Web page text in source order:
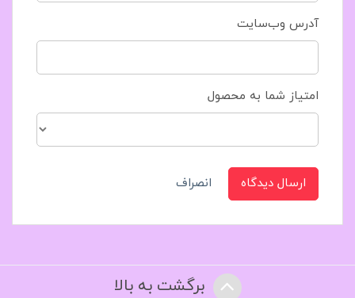
آدرس وب‌سایت
امتیاز شما به محصول
ارسال دیدگاه انصراف
برگشت به بالا